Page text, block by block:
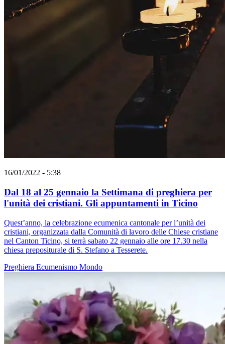
16/01/2022 - 5:38
Dal 18 al 25 gennaio la Settimana di preghiera per
l'unità dei cristiani. Gli appuntamenti in Ticino
Quest’anno, la celebrazione ecumenica cantonale per l’unità dei
cristiani, organizzata dalla Comunità di lavoro delle Chiese cristiane
nel Canton Ticino, si terrà sabato 22 gennaio alle ore 17.30 nella
chiesa prepositurale di S. Stefano a Tesserete.
Preghiera Ecumenismo Mondo